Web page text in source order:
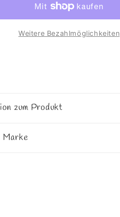
Weitere Bezahlmöglichkeiten
zum Produkt
Marke